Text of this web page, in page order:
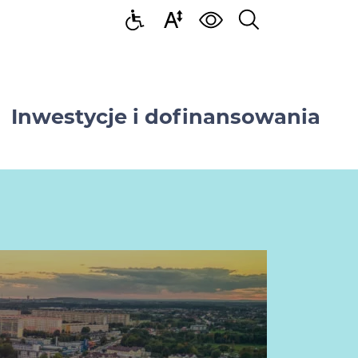
Inwestycje i dofinansowania